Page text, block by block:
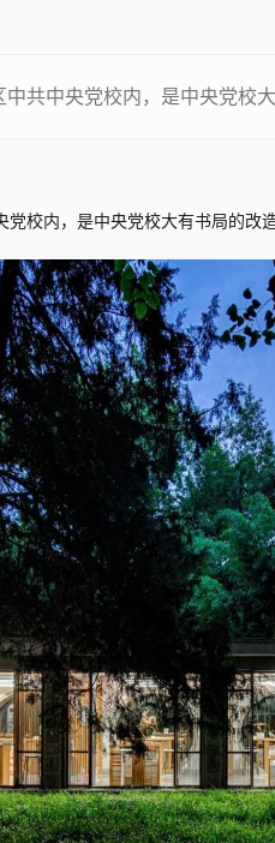
共中央党校内，是中央党校
党校内，是中央党校大有书局的改